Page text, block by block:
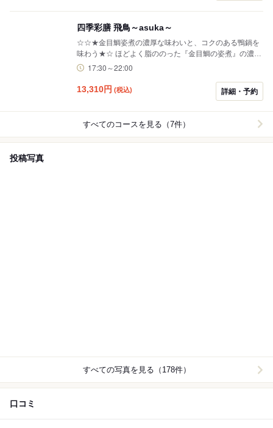
四季彩膳 飛鳥～asuka～
☆☆★金目鯛姿煮の濃厚な味わいと、コクのある鴨鍋を
味わう★☆ ほどよく脂ののった『金目鯛の姿煮』の濃厚
な味わいと、 弾力があり噛むほどに味わいを増していく
17:30～22:00
13,310円 (税込) 詳細・予約
すべてのコースを見る（7件）
投稿写真
すべての写真を見る（178件）
口コミ